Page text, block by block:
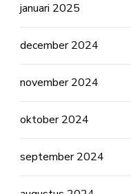
januari 2025
december 2024
november 2024
oktober 2024
september 2024